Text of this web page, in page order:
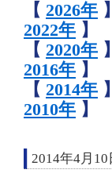
【 2026年 】
2022年 】
【 2020年 】
2016年 】
【 2014年 】
2010年 】
2014年4月